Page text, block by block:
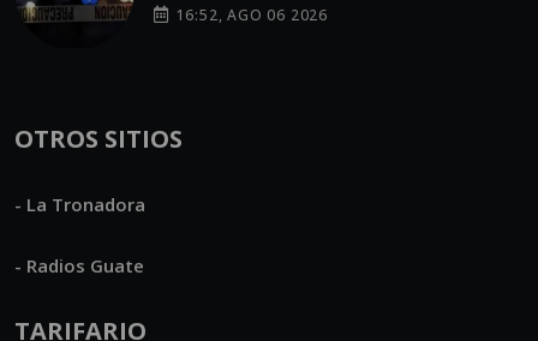
16:52, AGO 06 2026
OTROS SITIOS
- La Tronadora
- Radios Guate
TARIFARIO